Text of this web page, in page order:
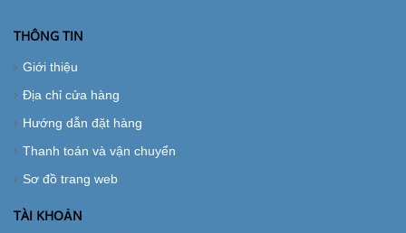
THÔNG TIN
Giới thiệu
Địa chỉ cửa hàng
Hướng dẫn đặt hàng
Thanh toán và vận chuyển
Sơ đồ trang web
TÀI KHOẢN